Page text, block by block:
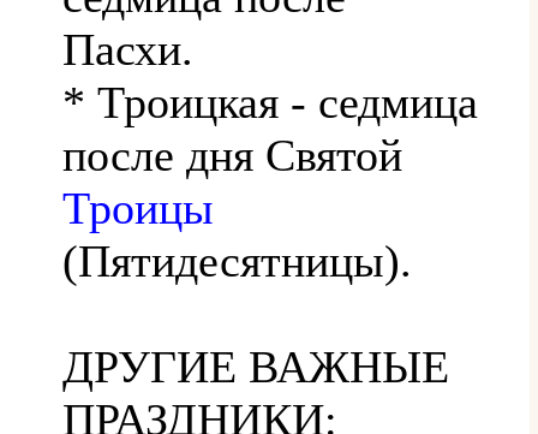
Пасхи.
* Троицкая - седмица
после дня Святой
Троицы
(Пятидесятницы).
ДРУГИЕ ВАЖНЫЕ
ПРАЗДНИКИ: